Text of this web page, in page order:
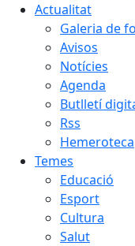
Actualitat
Galeria de
Avisos
Notícies
Agenda
Butlletí
Rss
Hemeroteca
Temes
Educació
Esport
Cultura
Salut